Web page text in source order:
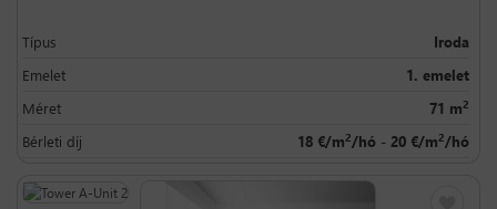
Típus Iroda
Emelet 1. emelet
Méret 71 m2
Bérleti díj 18 €/m2/hó - 20 €/m2/hó